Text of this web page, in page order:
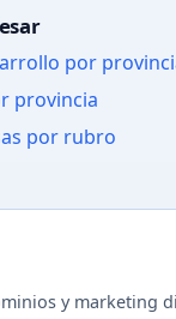
por
provincia
por rubro
y marketing